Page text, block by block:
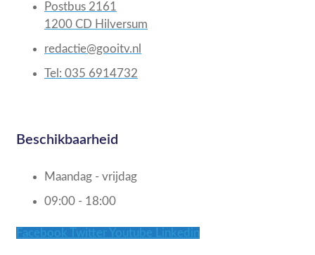
Postbus 2161
1200 CD Hilversum
redactie@gooitv.nl
Tel: 035 6914732
Beschikbaarheid
Maandag - vrijdag
09:00 - 18:00
Facebook Twitter Youtube Linkedin